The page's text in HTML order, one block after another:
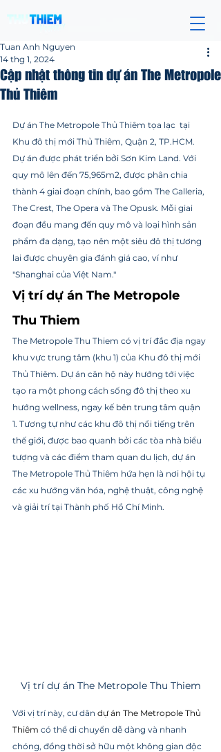
Cập nhật thông tin dự án The Metropole
Thủ Thiêm
Tuan Anh Nguyen
14 thg 1, 2024
Dự án The Metropole Thủ Thiêm tọa lạc  tại
Khu đô thị mới Thủ Thiêm, Quận 2, TP.HCM.
Dự án được phát triển bởi Sơn Kim Land. Với
quy mô lên đến 75,965m2, được phân chia
thành 4 giai đoạn chính, bao gồm The Galleria,
The Crest, The Opera và The Opusk. Mỗi giai
đoạn đều mang đến quy mô và loại hình sản
phẩm đa dạng, tạo nên một siêu đô thị tương
lai được chuyên gia đánh giá cao, ví như
"Shanghai của Việt Nam."
Vị trí dự án The Metropole
Thu Thiem
The Metropole Thu Thiem có vị trí đắc địa ngay
khu vực trung tâm (khu 1) của Khu đô thị mới
Thủ Thiêm. Dự án căn hộ này hướng tới việc
tạo ra một phong cách sống đô thị theo xu
hướng wellness, ngay kế bên trung tâm quận
1. Tương tự như các khu đô thị nổi tiếng trên
thế giới, được bao quanh bởi các tòa nhà biểu
tượng và các điểm tham quan du lịch, dự án
The Metropole Thủ Thiêm hứa hẹn là nơi hội tụ
các xu hướng văn hóa, nghệ thuật, công nghệ
và giải trí tại Thành phố Hồ Chí Minh.
Vị trí dự án The Metropole Thu Thiem
Với vị trí này, cư dân dự án The Metropole Thủ
Thiêm có thể di chuyển dễ dàng và nhanh
chóng, đồng thời sở hữu một không gian độc